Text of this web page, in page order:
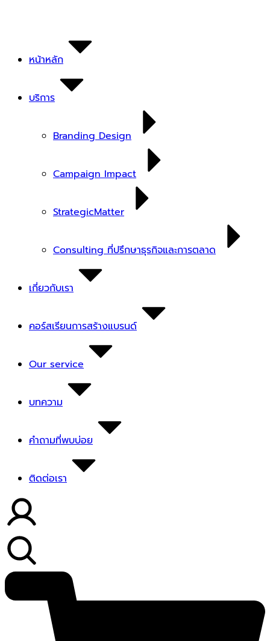
หน้าหลัก
บริการ
Branding Design
Campaign Impact
StrategicMatter
Consulting ที่ปรึกษาธุรกิจและการตลาด
เกี่ยวกับเรา
คอร์สเรียนการสร้างแบรนด์
Our service
บทความ
คำถามที่พบบ่อย
ติดต่อเรา